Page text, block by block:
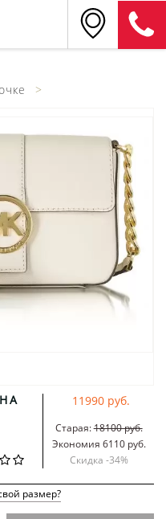
11990 руб.
Старая:18100 руб.
Экономия 6110 руб.
Скидка -34%
размер?